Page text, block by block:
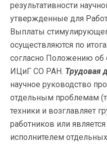
результативности
утвержденные для
Выплаты
осуществляются по
согласно Положению об
ИЦиГ СО РАН. Трудовая
научное руководство
отдельным проблемам
техники и возглавляет
работников или
исполнителем